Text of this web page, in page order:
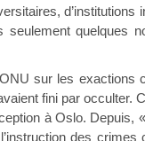
seulement
sur les exactions
fini par
à Oslo. Depuis,
l’instruction des